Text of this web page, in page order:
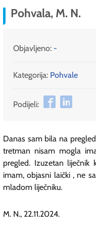
Pohvala, M. N.
Objavljeno: -
Kategorija: Pohvale
Podijeli:
Danas sam bila na
tretman nisam mogla
pregled. Izuzetan
imam, objasni laički , ne
mladom liječniku.
M. N., 22.11.2024.